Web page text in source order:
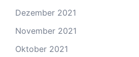
Dezember 2021
November 2021
Oktober 2021